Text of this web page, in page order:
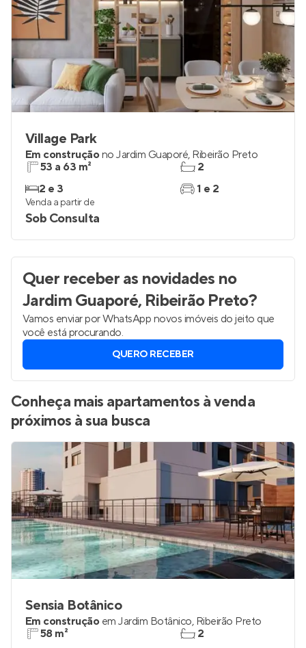
Village Park
Em construçãono Jardim Guaporé, Ribeirão Preto
53 a 63 m²
2 e 3
2
1 e 2
Venda a partir de
Sob Consulta
Quer receber as novidades no
Jardim Guaporé, Ribeirão Preto?
Vamos enviar por WhatsApp novos imóveis do jeito que
você está procurando.
QUERO RECEBER
Conheça mais apartamentos à venda
próximos à sua busca
Sensia Botânico
Em construção em Jardim Botânico, Ribeirão Preto
58 m²
2